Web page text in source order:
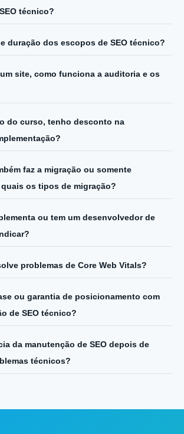
técnico?
duração dos escopos de SEO técnico?
site, como funciona a auditoria e os
do curso, tenho desconto na
faz a migração ou somente
os tipos de migração?
ou tem um desenvolvedor de
problemas de Core Web Vitals?
ou garantia de posicionamento com
de SEO técnico?
da manutenção de SEO depois de
técnicos?